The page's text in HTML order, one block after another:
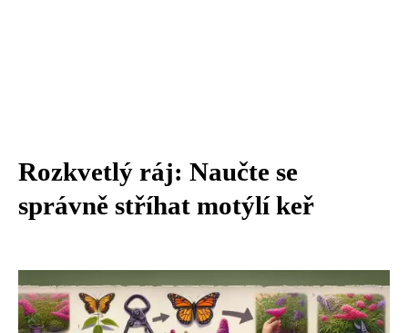
Rozkvetlý ráj: Naučte se
správně stříhat motýlí keř